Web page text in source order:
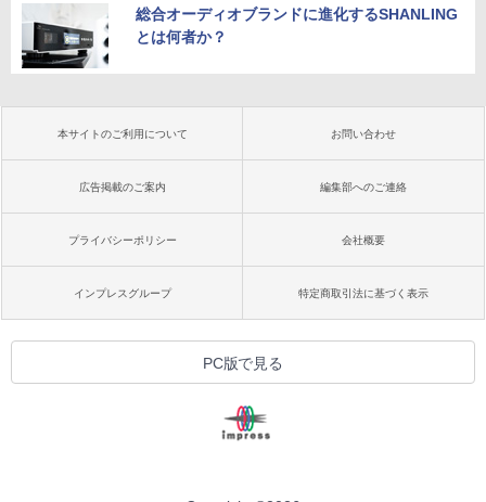
総合オーディオブランドに進化するSHANLING
とは何者か？
本サイトのご利用について お問い合わせ
広告掲載のご案内 編集部へのご連絡
プライバシーポリシー 会社概要
インプレスグループ 特定商取引法に基づく表示
PC版で見る